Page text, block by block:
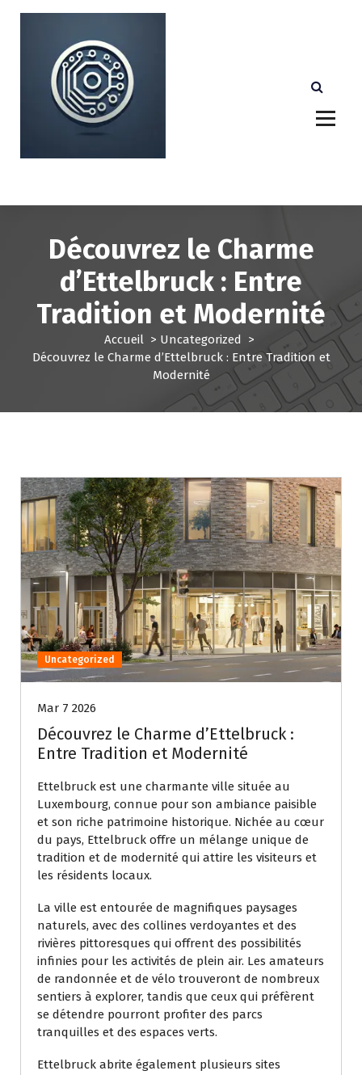
e
Découvrez le Charme
d’Ettelbruck : Entre
Tradition et Modernité
Accueil > Uncategorized >
Découvrez le Charme d’Ettelbruck : Entre Tradition et
Modernité
Uncategorized
Mar 7 2026
Découvrez le Charme d’Ettelbruck :
Entre Tradition et Modernité
Ettelbruck est une charmante ville située au
Luxembourg, connue pour son ambiance paisible
et son riche patrimoine historique. Nichée au cœur
du pays, Ettelbruck offre un mélange unique de
tradition et de modernité qui attire les visiteurs et
les résidents locaux.
La ville est entourée de magnifiques paysages
naturels, avec des collines verdoyantes et des
rivières pittoresques qui offrent des possibilités
infinies pour les activités de plein air. Les amateurs
de randonnée et de vélo trouveront de nombreux
sentiers à explorer, tandis que ceux qui préfèrent
se détendre pourront profiter des parcs
tranquilles et des espaces verts.
Ettelbruck abrite également plusieurs sites